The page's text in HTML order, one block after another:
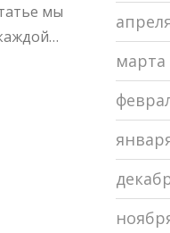
мы
и дадим
марта